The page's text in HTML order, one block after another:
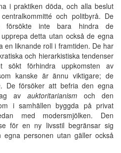
i praktiken döda, och alla beslut
och politbyrå. De
försökte inte bara hindra de
detta utan också de egna
en liknande roll i framtiden. De har
och hierarkistiska tendenser
förhindra uppkomsten av
kanske är ännu viktigare; de
. De försöker att befria den egna
av auktoritarianism och den
i samhällen byggda på privat
med modersmjölken. Den
för en ny livsstil begränsar sig
personen utan gäller också